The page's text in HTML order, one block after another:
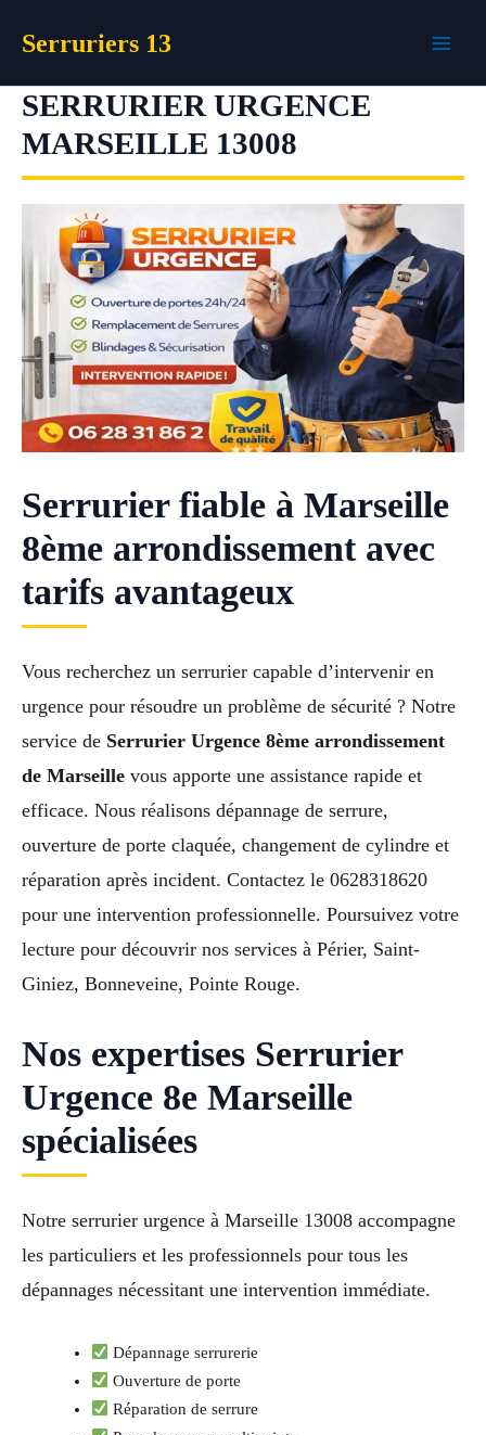
Serruriers 13
SERRURIER URGENCE
MARSEILLE 13008
Serrurier fiable à Marseille
8ème arrondissement avec
tarifs avantageux
Vous recherchez un serrurier capable d’intervenir en
urgence pour résoudre un problème de sécurité ? Notre
service de Serrurier Urgence 8ème arrondissement
de Marseille vous apporte une assistance rapide et
efficace. Nous réalisons dépannage de serrure,
ouverture de porte claquée, changement de cylindre et
réparation après incident. Contactez le 0628318620
pour une intervention professionnelle. Poursuivez votre
lecture pour découvrir nos services à Périer, Saint-
Giniez, Bonneveine, Pointe Rouge.
Nos expertises Serrurier
Urgence 8e Marseille
spécialisées
Notre serrurier urgence à Marseille 13008 accompagne
les particuliers et les professionnels pour tous les
dépannages nécessitant une intervention immédiate.
Dépannage serrurerie
Ouverture de porte
Réparation de serrure